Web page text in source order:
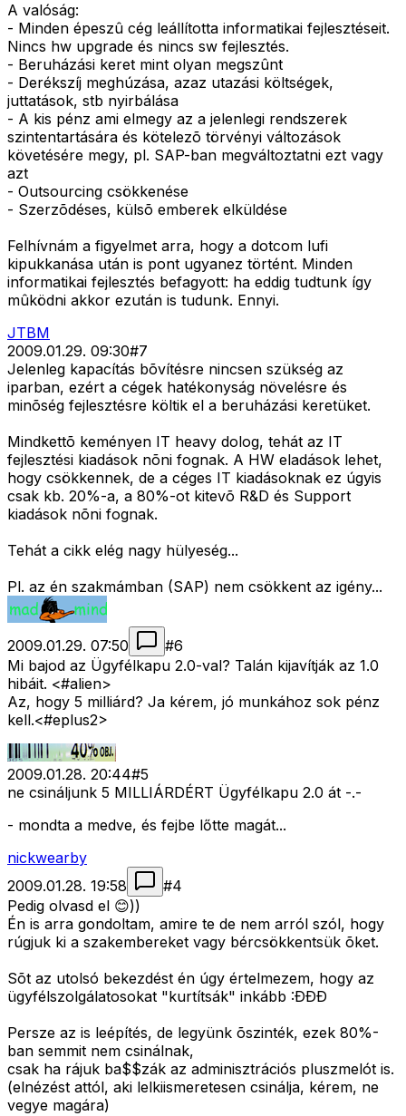
A valóság:
- Minden épeszû cég leállította informatikai fejlesztéseit.
Nincs hw upgrade és nincs sw fejlesztés.
- Beruházási keret mint olyan megszûnt
- Derékszíj meghúzása, azaz utazási költségek,
juttatások, stb nyirbálása
- A kis pénz ami elmegy az a jelenlegi rendszerek
szintentartására és kötelezõ törvényi változások
követésére megy, pl. SAP-ban megváltoztatni ezt vagy
azt
- Outsourcing csökkenése
- Szerzõdéses, külsõ emberek elküldése
Felhívnám a figyelmet arra, hogy a dotcom lufi
kipukkanása után is pont ugyanez történt. Minden
informatikai fejlesztés befagyott: ha eddig tudtunk így
mûködni akkor ezután is tudunk. Ennyi.
JTBM
2009.01.29. 09:30#7
Jelenleg kapacítás bõvítésre nincsen szükség az
iparban, ezért a cégek hatékonyság növelésre és
minõség fejlesztésre költik el a beruházási keretüket.
Mindkettõ keményen IT heavy dolog, tehát az IT
fejlesztési kiadások nõni fognak. A HW eladások lehet,
hogy csökkennek, de a céges IT kiadásoknak ez úgyis
csak kb. 20%-a, a 80%-ot kitevõ R&D és Support
kiadások nõni fognak.
Tehát a cikk elég nagy hülyeség...
Pl. az én szakmámban (SAP) nem csökkent az igény...
2009.01.29. 07:50 #6
Mi bajod az Ügyfélkapu 2.0-val? Talán kijavítják az 1.0
hibáit. <#alien>
Az, hogy 5 milliárd? Ja kérem, jó munkához sok pénz
kell.<#eplus2>
2009.01.28. 20:44#5
ne csináljunk 5 MILLIÁRDÉRT Ügyfélkapu 2.0 át -.-
- mondta a medve, és fejbe lőtte magát...
nickwearby
2009.01.28. 19:58
#4
Pedig olvasd el 😊))
Én is arra gondoltam, amire te de nem arról szól, hogy
rúgjuk ki a szakembereket vagy bércsökkentsük õket.
Sõt az utolsó bekezdést én úgy értelmezem, hogy az
ügyfélszolgálatosokat "kurtítsák" inkább :ÐÐÐ
Persze az is leépítés, de legyünk õszinték, ezek 80%-
ban semmit nem csinálnak,
csak ha rájuk ba$$zák az adminisztrációs pluszmelót is.
(elnézést attól, aki lelkiismeretesen csinálja, kérem, ne
vegye magára)